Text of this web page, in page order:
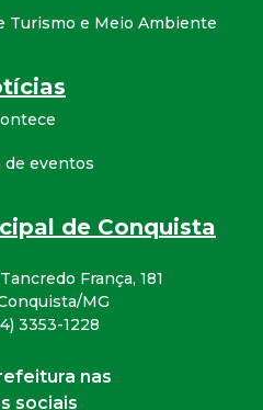
Turismo e Meio Ambiente
de eventos
de Conquista
França, 181
MG
3353-1228
nas
sociais